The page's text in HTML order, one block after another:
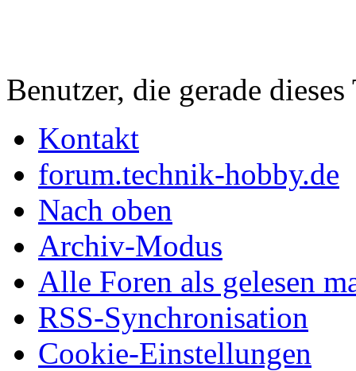
Benutzer, die gerade
Kontakt
forum.technik-hobby.de
Nach oben
Archiv-Modus
Alle Foren als gelesen
RSS-Synchronisation
Cookie-Einstellungen